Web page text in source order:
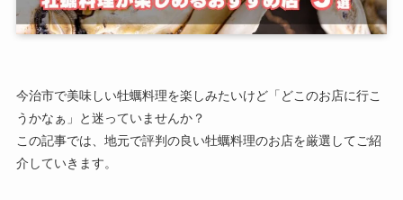
今治市で美味しい牡蠣料理を楽しみたいけど「どこのお店に行こ
うかなぁ」と迷っていませんか？
この記事では、地元で評判の良い牡蠣料理のお店を厳選してご紹
介していきます。